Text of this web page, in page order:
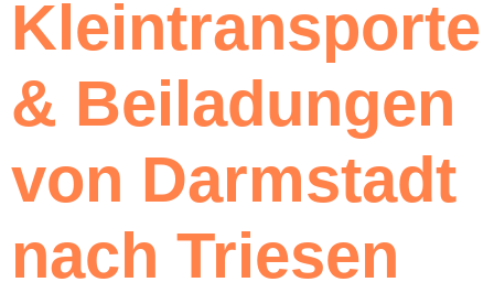
Kleintransporte
& Beiladungen
von Darmstadt
nach Triesen